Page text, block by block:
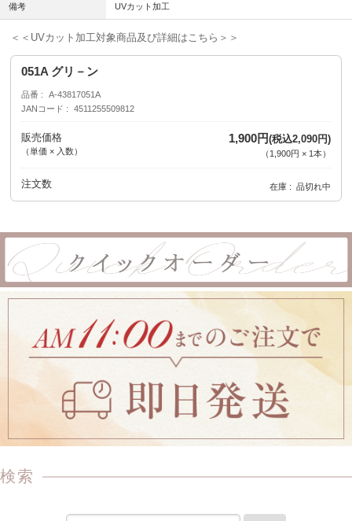
備考 UVカット加工
＜＜UVカット加工対象商品及び詳細はこちら＞＞
051A グリ－ン
品番
A-43817051A
JANコード
4511255509812
販売価格
（単価 × 入数）
1,900円(税込2,090円)
（ 1,900円 × 1本）
注文数 在庫 品切れ中
検索